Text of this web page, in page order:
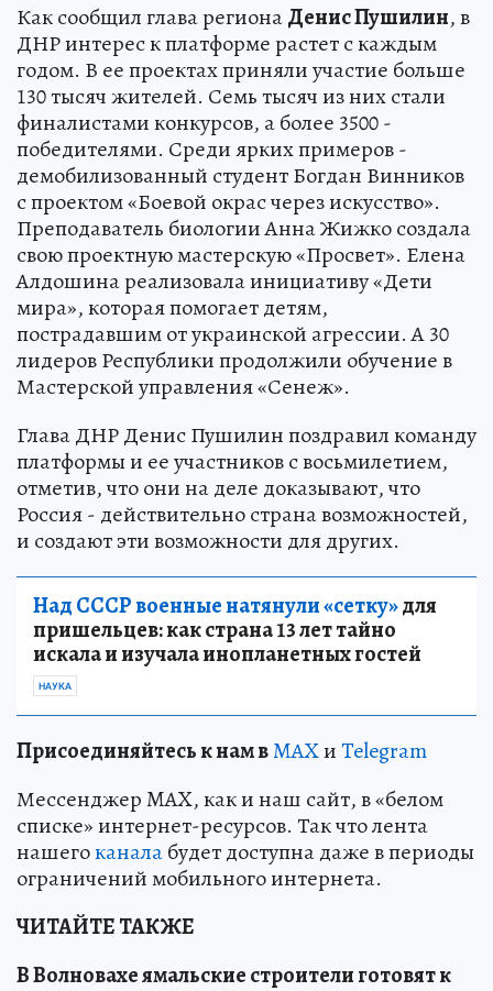
Как сообщил глава регионаДенис Пушилин, в
ДНР интерес к платформе растет с каждым
годом. В ее проектах приняли участие больше
130 тысяч жителей. Семь тысяч из них стали
финалистами конкурсов, а более 3500 -
победителями. Среди ярких примеров -
демобилизованный студент Богдан Винников
с проектом «Боевой окрас через искусство».
Преподаватель биологии Анна Жижко создала
свою проектную мастерскую «Просвет». Елена
Алдошина реализовала инициативу «Дети
мира», которая помогает детям,
пострадавшим от украинской агрессии. А 30
лидеров Республики продолжили обучение в
Мастерской управления «Сенеж».
Глава ДНР Денис Пушилин поздравил команду
платформы и ее участников с восьмилетием,
отметив, что они на деле доказывают, что
Россия - действительно страна возможностей,
и создают эти возможности для других.
Над СССР военные натянули «сетку»для
пришельцев: как страна 13 лет тайно
искала и изучала инопланетных гостей
НАУКА
Присоединяйтесь к нам вMAXиTelegram
Мессенджер MAX, как и наш сайт, в «белом
списке» интернет-ресурсов. Так что лента
нашегоканалабудет доступна даже в периоды
ограничений мобильного интернета.
ЧИТАЙТЕ ТАКЖЕ
В Волновахе ямальские строители готовят к